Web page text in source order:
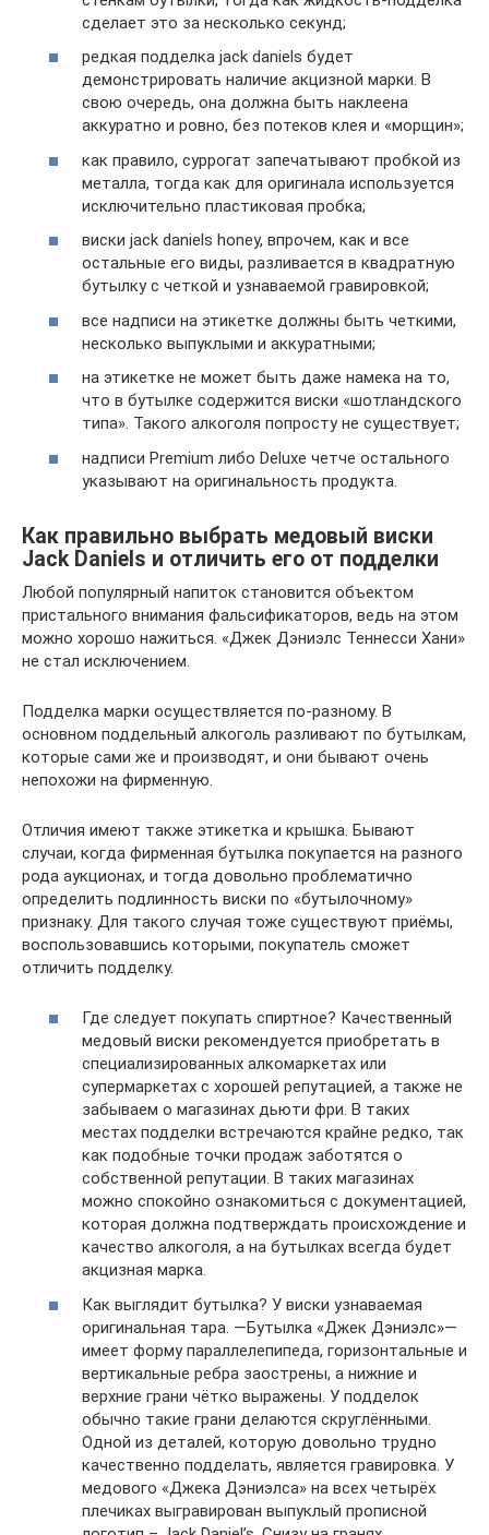
сделает это за несколько секунд;
редкая подделка jack daniels будет
демонстрировать наличие акцизной марки. В
свою очередь, она должна быть наклеена
аккуратно и ровно, без потеков клея и «морщин»;
как правило, суррогат запечатывают пробкой из
металла, тогда как для оригинала используется
исключительно пластиковая пробка;
виски jack daniels honey, впрочем, как и все
остальные его виды, разливается в квадратную
бутылку с четкой и узнаваемой гравировкой;
все надписи на этикетке должны быть четкими,
несколько выпуклыми и аккуратными;
на этикетке не может быть даже намека на то,
что в бутылке содержится виски «шотландского
типа». Такого алкоголя попросту не существует;
надписи Premium либо Deluxe четче остального
указывают на оригинальность продукта.
Как правильно выбрать медовый виски
Jack Daniels и отличить его от подделки
Любой популярный напиток становится объектом
пристального внимания фальсификаторов, ведь на этом
можно хорошо нажиться. «Джек Дэниэлс Теннесси Хани»
не стал исключением.
Подделка марки осуществляется по-разному. В
основном поддельный алкоголь разливают по бутылкам,
которые сами же и производят, и они бывают очень
непохожи на фирменную.
Отличия имеют также этикетка и крышка. Бывают
случаи, когда фирменная бутылка покупается на разного
рода аукционах, и тогда довольно проблематично
определить подлинность виски по «бутылочному»
признаку. Для такого случая тоже существуют приёмы,
воспользовавшись которыми, покупатель сможет
отличить подделку.
Где следует покупать спиртное? Качественный
медовый виски рекомендуется приобретать в
специализированных алкомаркетах или
супермаркетах с хорошей репутацией, а также не
забываем о магазинах дьюти фри. В таких
местах подделки встречаются крайне редко, так
как подобные точки продаж заботятся о
собственной репутации. В таких магазинах
можно спокойно ознакомиться с документацией,
которая должна подтверждать происхождение и
качество алкоголя, а на бутылках всегда будет
акцизная марка.
Как выглядит бутылка? У виски узнаваемая
оригинальная тара. —Бутылка «Джек Дэниэлс»—
имеет форму параллелепипеда, горизонтальные и
вертикальные ребра заострены, а нижние и
верхние грани чётко выражены. У подделок
обычно такие грани делаются скруглёнными.
Одной из деталей, которую довольно трудно
качественно подделать, является гравировка. У
медового «Джека Дэниэлса» на всех четырёх
плечиках выгравирован выпуклый прописной